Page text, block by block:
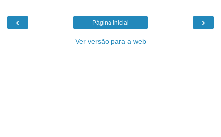
‹ ›
Página inicial
Ver versão para a web